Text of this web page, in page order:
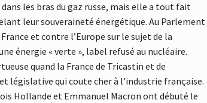
les bras du gaz russe, mais elle a tout fait
leur souveraineté énergétique. Au Parlement
et contre l’Europe sur le sujet de la
énergie « verte », label refusé au nucléaire.
quand la France de Tricastin et de
législative qui coute cher à l’industrie française.
Hollande et Emmanuel Macron ont débuté le